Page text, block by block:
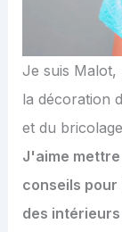
Je suis Malot,
la décoration
et du
J'aime
conseils
des